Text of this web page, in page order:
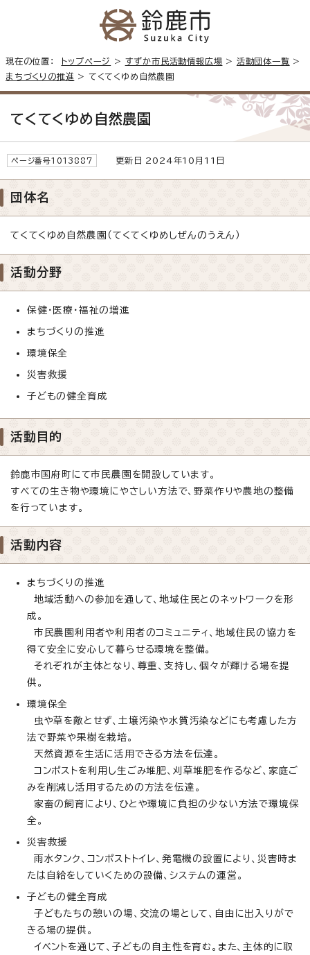
現在の位置： トップページ > すずか市民活動情報広場 > 活動団体一覧 >
まちづくりの推進 > てくてくゆめ自然農園
てくてくゆめ自然農園
ページ番号1013887 更新日 2024年10月11日
団体名
てくてくゆめ自然農園（てくてくゆめしぜんのうえん）
活動分野
保健・医療・福祉の増進
まちづくりの推進
環境保全
災害救援
子どもの健全育成
活動目的
鈴鹿市国府町にて市民農園を開設しています。
すべての生き物や環境にやさしい方法で、野菜作りや農地の整備
を行っています。
活動内容
まちづくりの推進
地域活動への参加を通して、地域住民とのネットワークを形
成。
市民農園利用者や利用者のコミュニティ、地域住民の協力を
得て安全に安心して暮らせる環境を整備。
それぞれが主体となり、尊重、支持し、個々が輝ける場を提
供。
環境保全
虫や草を敵とせず、土壌汚染や水質汚染などにも考慮した方
法で野菜や果樹を栽培。
天然資源を生活に活用できる方法を伝達。
コンポストを利用し生ごみ堆肥、刈草堆肥を作るなど、家庭ご
みを削減し活用するための方法を伝達。
家畜の飼育により、ひとや環境に負担の少ない方法で環境保
全。
災害救援
雨水タンク、コンポストトイレ、発電機の設置により、災害時ま
たは自給をしていくための設備、システムの運営。
子どもの健全育成
子どもたちの憩いの場、交流の場として、自由に出入りがで
きる場の提供。
イベントを通じて、子どもの自主性を育む。また、主体的に取